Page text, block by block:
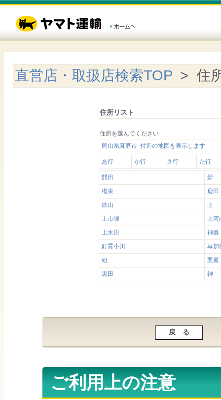
直営店・取扱店検索TOP > 住
住所リスト
住所を選んでください
岡山県真庭市 付近の地図を表示します
あ行 か行 さ行 た行
開田
影
樫東
鹿田
鉄山
上
上市瀬
上河
上水田
神庭
釘貫小川
草加
組
栗原
黒田
神
ご利用上の注意